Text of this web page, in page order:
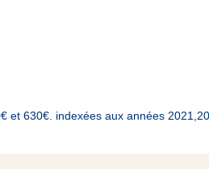
et 630€. indexées aux années